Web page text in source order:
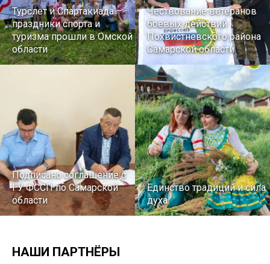
Турслет и Спартакиада –
праздники спорта и
туризма прошли в Омской
области
Чествование ветеранов
боевых действий
Похвистневского района
Самарской области
Подписано соглашение с
ГУ ФССП по Самарской
области
Единство традиций и сила
духа
НАШИ ПАРТНЁРЫ